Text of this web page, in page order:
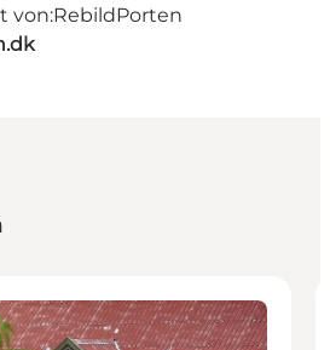
von:RebildPorten